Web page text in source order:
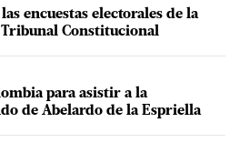
encuestas electorales de la
Tribunal Constitucional
para asistir a la
de Abelardo de la Espriella